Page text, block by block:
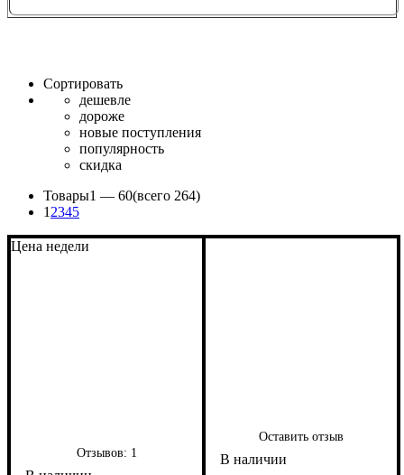
Сортировать
дешевле
дороже
новые поступления
популярность
скидка
Товары1 — 60(всего 264)
1 2345
Цена недели
Отзывов: 1
Оставить отзыв